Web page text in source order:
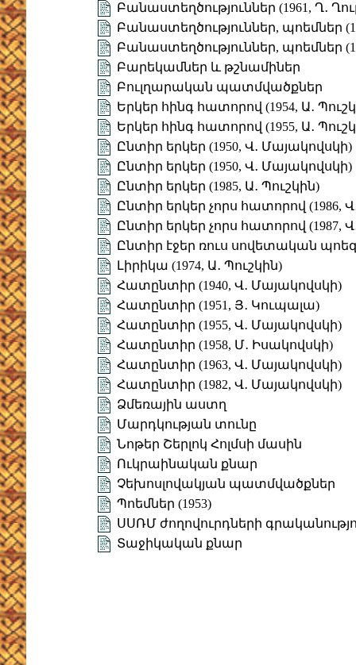
Բանաստեղծություններ (1961, Ղ․
Բանաստեղծություններ, պոեմներ
Բանաստեղծություններ, պոեմներ
Բարեկամներ և թշնամիներ
Բուլղարական պատմվածքներ
Երկեր հինգ հատորով (1954, Ա․
Երկեր հինգ հատորով (1955, Ա․
Ընտիր երկեր (1950, Վ․ Մայակովսկի)
Ընտիր երկեր (1950, Վ․ Մայակովսկի)
Ընտիր երկեր (1985, Ա․ Պուշկին)
Ընտիր երկեր չորս հատորով (1986,
Ընտիր երկեր չորս հատորով (1987,
Ընտիր էջեր ռուս սովետական
Լիրիկա (1974, Ա․ Պուշկին)
Հատընտիր (1940, Վ․ Մայակովսկի)
Հատընտիր (1951, Յ․ Կուպալա)
Հատընտիր (1955, Վ․ Մայակովսկի)
Հատընտիր (1958, Մ․ Իսակովսկի)
Հատընտիր (1963, Վ․ Մայակովսկի)
Հատընտիր (1982, Վ․ Մայակովսկի)
Ձմեռային աստղ
Մարդկության տունը
Նոթեր Շերլոկ Հոլմսի մասին
Ուկրաինական քնար
Չեխոսլովակյան պատմվածքներ
Պոեմներ (1953)
ՍՍՌՄ ժողովուրդների
Տաջիկական քնար